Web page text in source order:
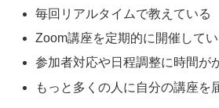
毎回リアルタイムで教えている
Zoom講座を定期的に開催してい
参加者対応や日程調整に時間が
もっと多くの人に自分の講座を